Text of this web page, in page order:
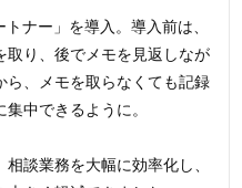
ナー」を導入。導入前は、
取り、後でメモを見返しなが
ら、メモを取らなくても記録
中できるように。
談業務を大幅に効率化し、